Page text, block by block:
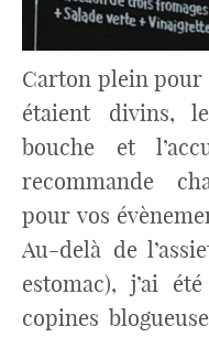
Carton plein pour
étaient divins,
bouche et
recommande
pour vos
Au-delà de
estomac), j’ai
copines